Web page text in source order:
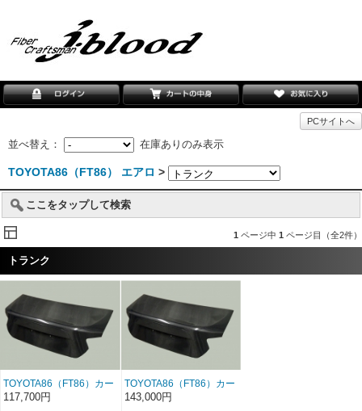
PCサイトへ
並べ替え： 在庫ありのみ表示
TOYOTA86（FT86） エアロ >
ここをタップして検索
1 ページ中 1 ページ目（全2件）
トランク
TOYOTA86（FT86）カー
ボントランク
117,700円
TOYOTA86（FT86）カー
ボントランク GT仕様
143,000円